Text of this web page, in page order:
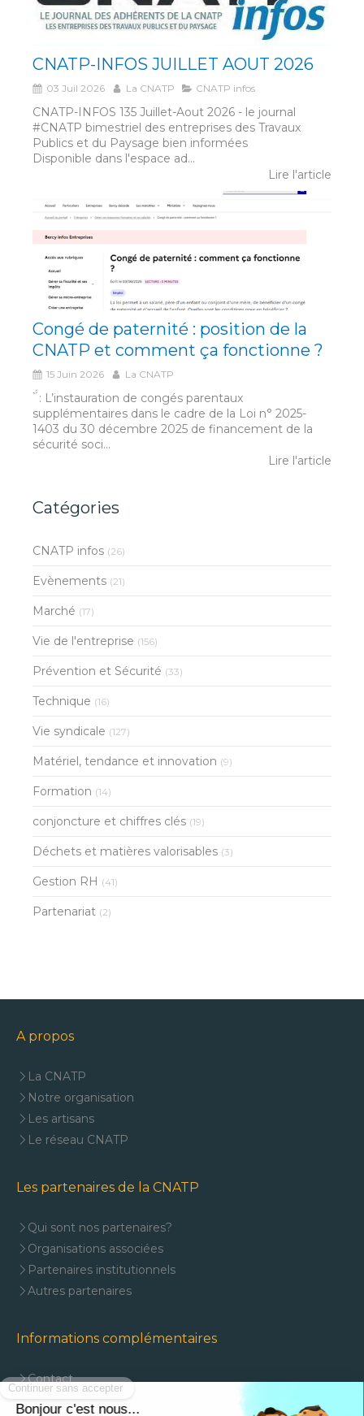
CNATP-INFOS JUILLET AOUT 2026
03 Juil 2026 La CNATP CNATP infos
CNATP-INFOS 135 Juillet-Aout 2026 - le journal
#CNATP bimestriel des entreprises des Travaux
Publics et du Paysage bien informées
Disponible dans l'espace ad...
Lire l'article
Congé de paternité : position de la
CNATP et comment ça fonctionne ?
15 Juin 2026 La CNATP
́́ ̀ : L’instauration de congés parentaux
supplémentaires dans le cadre de la Loi n° 2025-
1403 du 30 décembre 2025 de financement de la
sécurité soci...
Lire l'article
Catégories
CNATP infos (26)
Evènements (21)
Marché (17)
Vie de l'entreprise (156)
Prévention et Sécurité (33)
Technique (16)
Vie syndicale (127)
Matériel, tendance et innovation (9)
Formation (14)
conjoncture et chiffres clés (19)
Déchets et matières valorisables (3)
Gestion RH (41)
Partenariat (2)
A propos
La CNATP
Notre organisation
Les artisans
Le réseau CNATP
Les partenaires de la CNATP
Qui sont nos partenaires?
Organisations associées
Partenaires institutionnels
Autres partenaires
Informations complémentaires
Contact